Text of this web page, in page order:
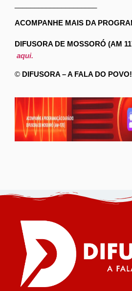
ACOMPANHE MAIS DA
DIFUSORA DE MOSSORÓ (AM
aqui.
© DIFUSORA – A FALA DO POVO!